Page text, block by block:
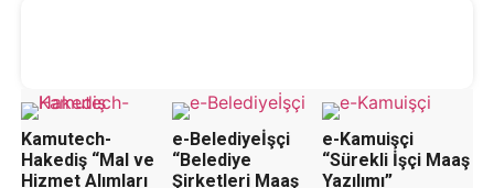
Kamutech-
Hakediş “Mal ve
Hizmet Alımları
e-Belediyeİşçi
“Belediye
Şirketleri Maaş
e-Kamuişçi
“Sürekli İşçi Maaş
Yazılımı”